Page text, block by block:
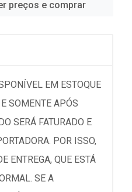
preços e comprar
EM ESTOQUE
SOMENTE APÓS
SERÁ FATURADO E
POR ISSO,
ENTREGA, QUE ESTÁ
SE A